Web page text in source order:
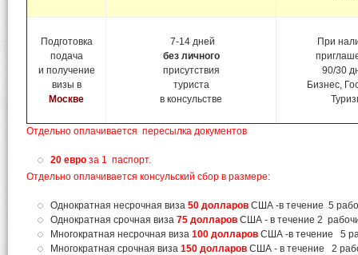
Подготовка
подача
и получение
визы в
Москве
7-14 дней
без личного
присутствия
туриста
в консульстве
При
90/30
Бизнес,
Отдельно оплачивается пересылка документов
20 евро за 1 паспорт.
Отдельно оплачивается консульский сбор в размере:
Однократная несрочная виза 50 долларов США -в течение 5
Однократная срочная виза 75 долларов США - в течение 2
Многократная несрочная виза 100 долларов США -в течение 5
Многократная срочная виза 150 долларов США - в течение 2